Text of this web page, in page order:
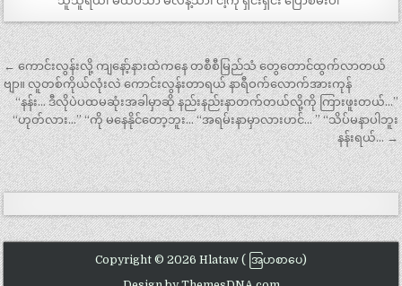
Post
navigation
← ကောင်းလွန်းလို့ ကျနော့်နားထဲကနေ တစီစီမြည်သံ တွေတောင်ထွက်လာတယ်
ဗျာ။ လူတစ်ကိုယ်လုံးလဲ ကောင်းလွန်းတာရယ် နာရီဝက်လောက်အားကုန်
“နန်း… ဒီလိုပဲပထမဆုံးအခါမှာဆို နည်းနည်းနာတက်တယ်လို့ကို ကြားဖူးတယ်…”
“ဟုတ်လား…” “ကို မနေနိုင်တော့ဘူး… “အရမ်းနာမှာလားဟင်… ” “သိပ်မနာပါဘူး
နန်းရယ်… →
Copyright © 2026 Hlataw ( အြပာစာပေ)